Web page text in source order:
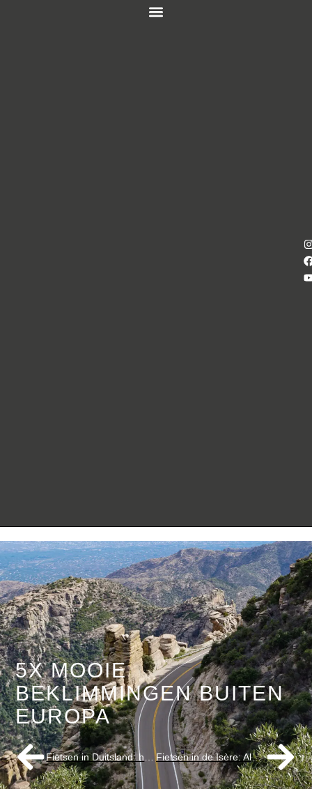
5X MOOIE
BEKLIMMINGEN BUITEN
EUROPA
Fietsen in Duitsland: het Teutoburgerwald. Duitse heuvels lekker dichtbij Fietsen in de Isère: Alpe d’Huez en meer